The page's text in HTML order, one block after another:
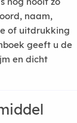
naam,
of uitdrukking
geeft u de
en dicht